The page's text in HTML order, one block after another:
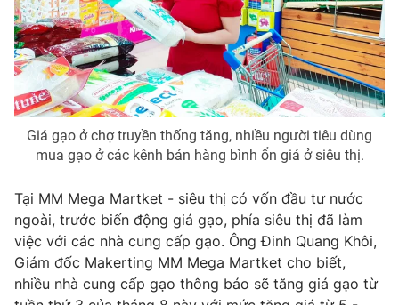
Giá gạo ở chợ truyền thống tăng, nhiều người tiêu dùng
mua gạo ở các kênh bán hàng bình ổn giá ở siêu thị.
Tại MM Mega Martket - siêu thị có vốn đầu tư nước
ngoài, trước biến động giá gạo, phía siêu thị đã làm
việc với các nhà cung cấp gạo. Ông Đinh Quang Khôi,
Giám đốc Makerting MM Mega Martket cho biết,
nhiều nhà cung cấp gạo thông báo sẽ tăng giá gạo từ